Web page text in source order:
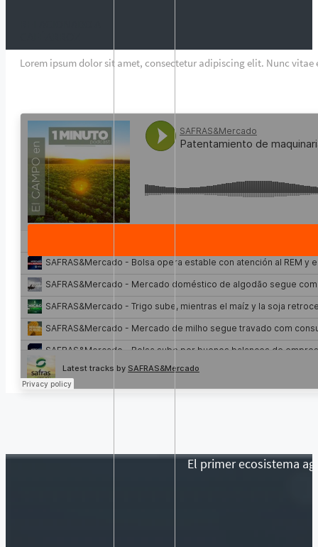
Lorem ipsum dolor sit amet, consectetur adipiscing elit. Nunc
El primer ecosistema